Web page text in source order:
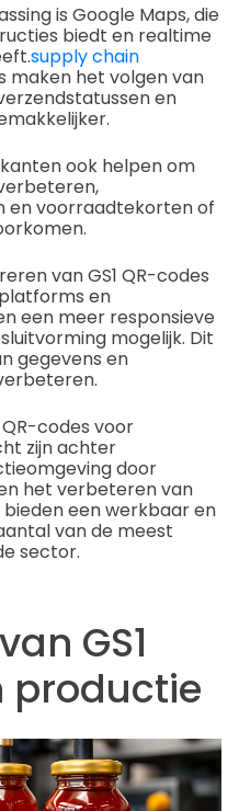
is Google Maps, die
biedt en realtime
supply chain
maken het volgen van
en
ook helpen om
en voorraadtekorten of
van GS1 QR-codes
en
een meer responsieve
mogelijk. Dit
gegevens en
QR-codes voor
zijn achter
door
het verbeteren van
een werkbaar en
van de meest
sector.
GS1
productie